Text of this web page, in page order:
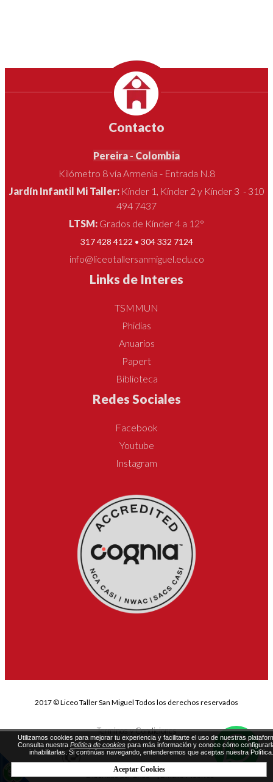
Contacto
Pereira - Colombia
Kilómetro 8 vía Armenia - Entrada N.8
Jardín Infantil Mi Taller: Kínder 1, Kínder 2 y Kínder 3 - 310
494 7437
LTSM: Grados de Kínder 4 a 12°
317 428 4122 • 304 332 7124
info@liceotallersanmiguel.edu.co
Links de Interes
TSMMUN
Phidias
Anuarios
Papert
Biblioteca
Redes Sociales
Facebook
Youtube
Instagram
2017 © Liceo Taller San Miguel Todos los derechos reservados
Terminos y Condiciones
Diseñado por Exus™|Emails Masivos
Utilizamos cookies para mejorar tu experiencia y facilitarte el uso de nuestras
Consulta nuestra Política de cookies para más información y conoce cómo
inhabilitarlas. Si continúas navegando, entenderemos que aceptas nuestra Política.
Aceptar Cookies